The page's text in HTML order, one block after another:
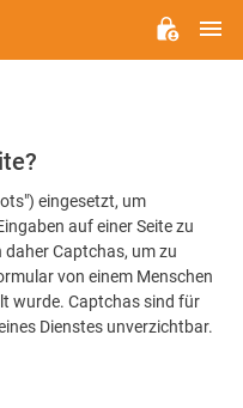
eingesetzt, um
auf einer Seite zu
daher Captchas, um zu
von einem Menschen
wurde. Captchas sind für
Dienstes unverzichtbar.